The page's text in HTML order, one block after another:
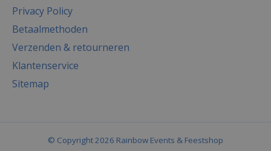
Privacy Policy
Betaalmethoden
Verzenden & retourneren
Klantenservice
Sitemap
© Copyright 2026 Rainbow Events & Feestshop